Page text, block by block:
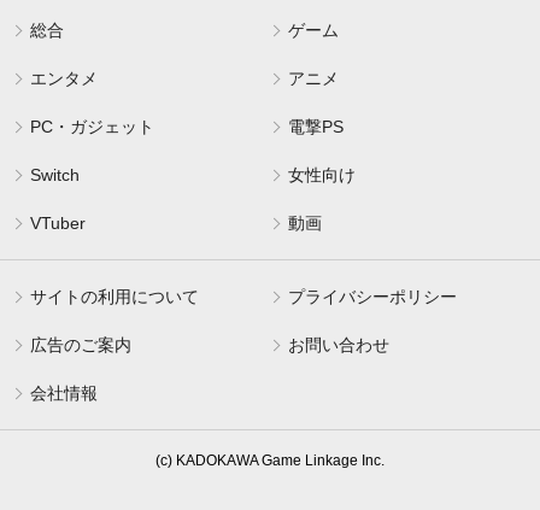
総合 ゲーム
エンタメ アニメ
PC・ガジェット 電撃PS
Switch 女性向け
VTuber 動画
サイトの利用について プライバシーポリシー
広告のご案内 お問い合わせ
会社情報
(c) KADOKAWA Game Linkage Inc.